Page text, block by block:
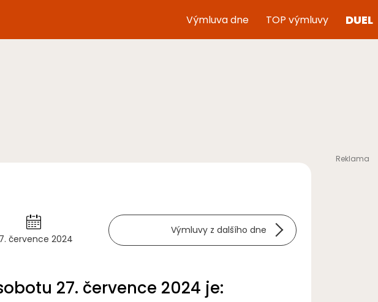
Výmluva dne TOP výmluvy DUEL
července 2024
Výmluvy z dalšího dne
27. července 2024 je: